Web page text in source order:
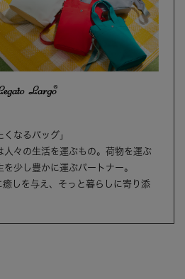
くなるバッグ」
人々の生活を運ぶもの。荷物を運ぶ
少し豊かに運ぶパートナー。
しを与え、そっと暮らしに寄り添